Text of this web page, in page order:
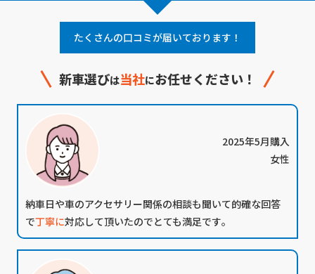
たくさんの口コミが届いております！
新車選びは当社にお任せください！
2025年5月購入
女性
納車日や車のアクセサリー関係の相談も聞いて的確な回答
で丁寧に対応して頂いたのでとても満足です｡